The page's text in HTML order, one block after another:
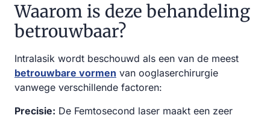
Waarom is deze behandeling
betrouwbaar?
Intralasik wordt beschouwd als een van de meest
betrouwbare vormen van ooglaserchirurgie
vanwege verschillende factoren:
Precisie: De Femtosecond laser maakt een zeer